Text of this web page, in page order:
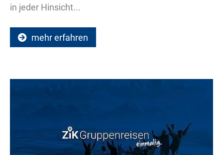
in jeder Hinsicht...
mehr erfahren